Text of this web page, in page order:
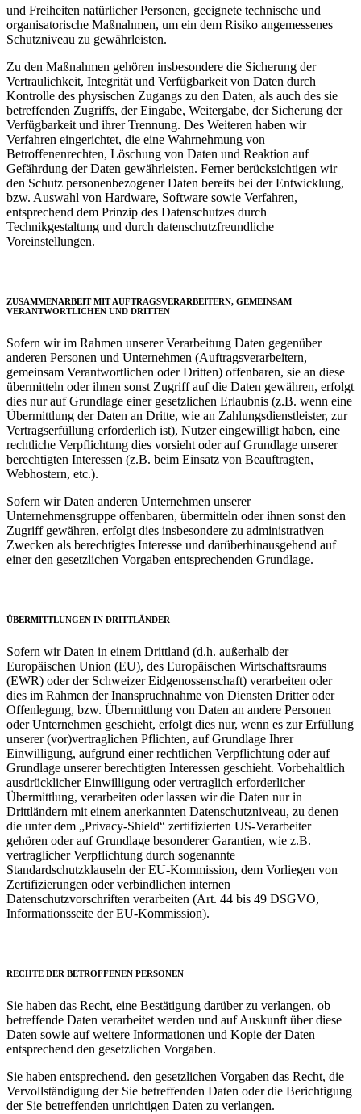
und Freiheiten natürlicher Personen, geeignete technische und
organisatorische Maßnahmen, um ein dem Risiko angemessenes
Schutzniveau zu gewährleisten.
Zu den Maßnahmen gehören insbesondere die Sicherung der
Vertraulichkeit, Integrität und Verfügbarkeit von Daten durch
Kontrolle des physischen Zugangs zu den Daten, als auch des sie
betreffenden Zugriffs, der Eingabe, Weitergabe, der Sicherung der
Verfügbarkeit und ihrer Trennung. Des Weiteren haben wir
Verfahren eingerichtet, die eine Wahrnehmung von
Betroffenenrechten, Löschung von Daten und Reaktion auf
Gefährdung der Daten gewährleisten. Ferner berücksichtigen wir
den Schutz personenbezogener Daten bereits bei der Entwicklung,
bzw. Auswahl von Hardware, Software sowie Verfahren,
entsprechend dem Prinzip des Datenschutzes durch
Technikgestaltung und durch datenschutzfreundliche
Voreinstellungen.
ZUSAMMENARBEIT MIT AUFTRAGSVERARBEITERN, GEMEINSAM
VERANTWORTLICHEN UND DRITTEN
Sofern wir im Rahmen unserer Verarbeitung Daten gegenüber
anderen Personen und Unternehmen (Auftragsverarbeitern,
gemeinsam Verantwortlichen oder Dritten) offenbaren, sie an diese
übermitteln oder ihnen sonst Zugriff auf die Daten gewähren, erfolgt
dies nur auf Grundlage einer gesetzlichen Erlaubnis (z.B. wenn eine
Übermittlung der Daten an Dritte, wie an Zahlungsdienstleister, zur
Vertragserfüllung erforderlich ist), Nutzer eingewilligt haben, eine
rechtliche Verpflichtung dies vorsieht oder auf Grundlage unserer
berechtigten Interessen (z.B. beim Einsatz von Beauftragten,
Webhostern, etc.).
Sofern wir Daten anderen Unternehmen unserer
Unternehmensgruppe offenbaren, übermitteln oder ihnen sonst den
Zugriff gewähren, erfolgt dies insbesondere zu administrativen
Zwecken als berechtigtes Interesse und darüberhinausgehend auf
einer den gesetzlichen Vorgaben entsprechenden Grundlage.
ÜBERMITTLUNGEN IN DRITTLÄNDER
Sofern wir Daten in einem Drittland (d.h. außerhalb der
Europäischen Union (EU), des Europäischen Wirtschaftsraums
(EWR) oder der Schweizer Eidgenossenschaft) verarbeiten oder
dies im Rahmen der Inanspruchnahme von Diensten Dritter oder
Offenlegung, bzw. Übermittlung von Daten an andere Personen
oder Unternehmen geschieht, erfolgt dies nur, wenn es zur Erfüllung
unserer (vor)vertraglichen Pflichten, auf Grundlage Ihrer
Einwilligung, aufgrund einer rechtlichen Verpflichtung oder auf
Grundlage unserer berechtigten Interessen geschieht. Vorbehaltlich
ausdrücklicher Einwilligung oder vertraglich erforderlicher
Übermittlung, verarbeiten oder lassen wir die Daten nur in
Drittländern mit einem anerkannten Datenschutzniveau, zu denen
die unter dem „Privacy-Shield“ zertifizierten US-Verarbeiter
gehören oder auf Grundlage besonderer Garantien, wie z.B.
vertraglicher Verpflichtung durch sogenannte
Standardschutzklauseln der EU-Kommission, dem Vorliegen von
Zertifizierungen oder verbindlichen internen
Datenschutzvorschriften verarbeiten (Art. 44 bis 49 DSGVO,
Informationsseite der EU-Kommission).
RECHTE DER BETROFFENEN PERSONEN
Sie haben das Recht, eine Bestätigung darüber zu verlangen, ob
betreffende Daten verarbeitet werden und auf Auskunft über diese
Daten sowie auf weitere Informationen und Kopie der Daten
entsprechend den gesetzlichen Vorgaben.
Sie haben entsprechend. den gesetzlichen Vorgaben das Recht, die
Vervollständigung der Sie betreffenden Daten oder die Berichtigung
der Sie betreffenden unrichtigen Daten zu verlangen.